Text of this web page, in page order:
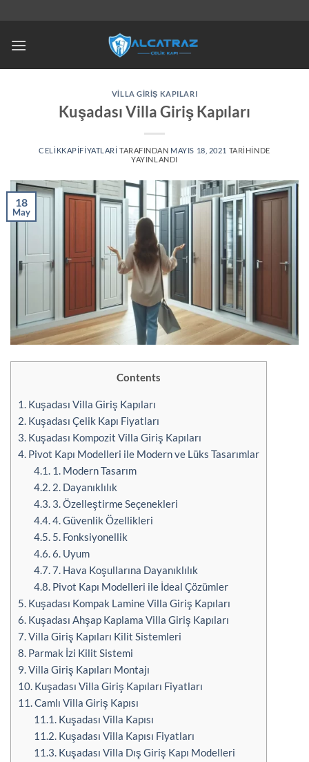
VILLA GIRIŞ KAPILARI
Kuşadası Villa Giriş Kapıları
CELIKKAPIFIYATLARI TARAFINDAN MAYIS 18, 2021 TARIHINDE
YAYINLANDI
18
May
Contents
1. Kuşadası Villa Giriş Kapıları
2. Kuşadası Çelik Kapı Fiyatları
3. Kuşadası Kompozit Villa Giriş Kapıları
4. Pivot Kapı Modelleri ile Modern ve Lüks Tasarımlar
4.1.1. Modern Tasarım
4.2.2. Dayanıklılık
4.3.3. Özelleştirme Seçenekleri
4.4.4. Güvenlik Özellikleri
4.5.5. Fonksiyonellik
4.6.6. Uyum
4.7.7. Hava Koşullarına Dayanıklılık
4.8.Pivot Kapı Modelleri ile İdeal Çözümler
5. Kuşadası Kompak Lamine Villa Giriş Kapıları
6. Kuşadası Ahşap Kaplama Villa Giriş Kapıları
7.Villa Giriş Kapıları Kilit Sistemleri
8. Parmak İzi Kilit Sistemi
9.Villa Giriş Kapıları Montajı
10. Kuşadası Villa Giriş Kapıları Fiyatları
11.Camlı Villa Giriş Kapısı
11.1.Kuşadası Villa Kapısı
11.2.Kuşadası Villa Kapısı Fiyatları
11.3.Kuşadası Villa Dış Giriş Kapı Modelleri